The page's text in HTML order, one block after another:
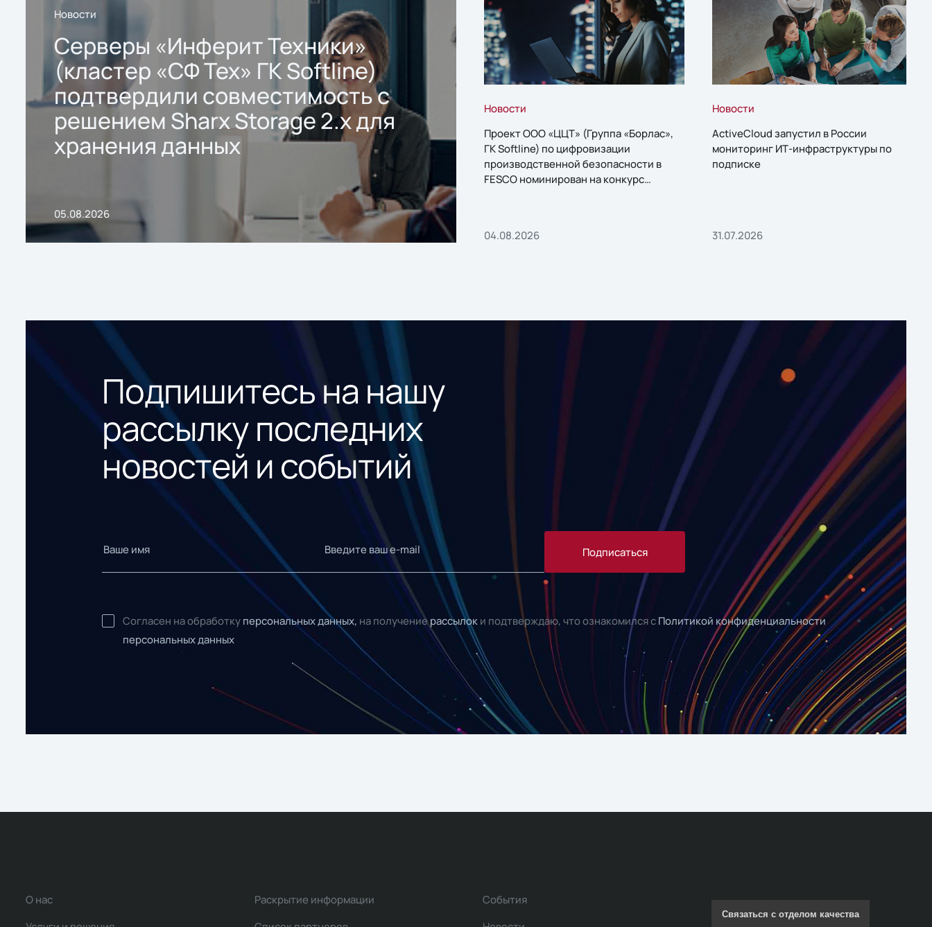
Новости
Серверы «Инферит Техники»
(кластер «СФ Тех» ГК Softline)
подтвердили совместимость с
решением Sharx Storage 2.x для
хранения данных
05.08.2026
Новости
Проект ООО «ЦЦТ» (Группа «Борлас»,
ГК Softline) по цифровизации
производственной безопасности в
FESCO номинирован на конкурс
04.08.2026
Новости
ActiveCloud запустил в России
мониторинг ИТ-инфраструктуры по
подписке
31.07.2026
Подпишитесь на нашу
рассылку последних
новостей и событий
Подписаться
Согласен на обработку персональных данных, на получениерассылок и подтверждаю, что ознакомился с Политикой конфиденциальности
персональных данных
О нас
Раскрытие информации
События
Связаться с отделом качества